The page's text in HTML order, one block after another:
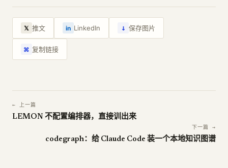
𝕏 推文 in LinkedIn ↓ 保存图片
⌘ 复制链接
← 上一篇
LEMON 不配置编排器，直接训出来
下一篇 →
codegraph：给 Claude Code 装一个本地知识图谱